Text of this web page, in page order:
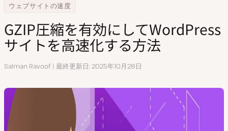
ョ
価格設定
お問い合わせ
Home
リソースセンター
ウェブサイトの速度
GZIP圧縮を有効にしてWordPressサイトを高速化する方法
GZIP圧縮を有効にしてWordPress
サイトを高速化する方法
執
Salman Ravoof 最終更新日 2025年10月28日